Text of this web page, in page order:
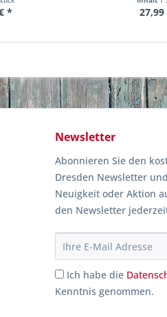
*
Newsletter
Abonnieren Sie den
Dresden Newsletter
Neuigkeit oder Aktion
den Newsletter
Ich habe die
Kenntnis genommen.